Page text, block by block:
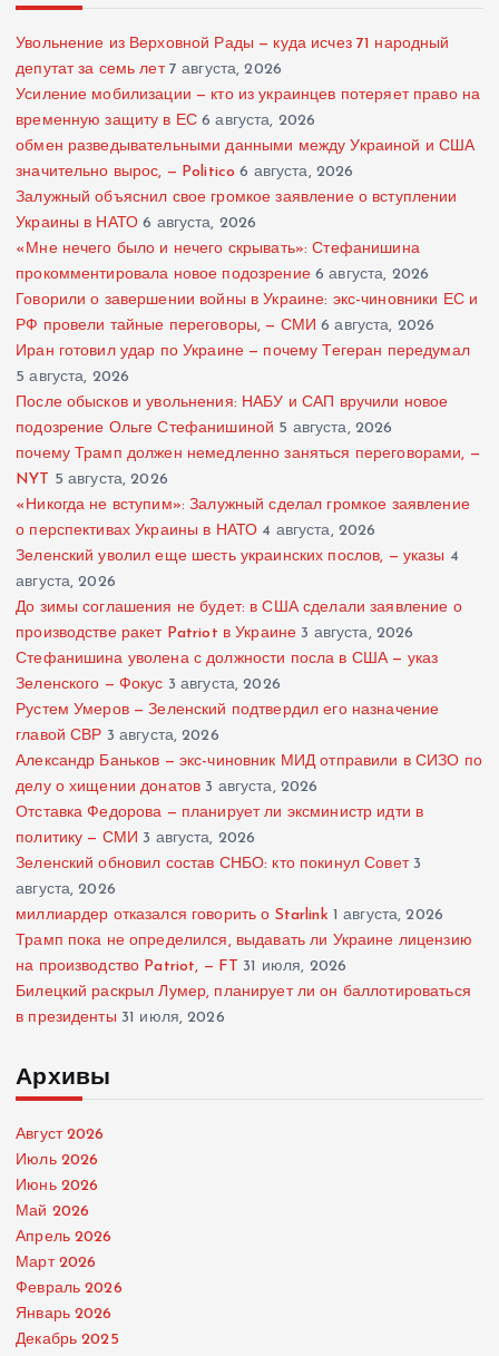
Увольнение из Верховной Рады — куда исчез 71 народный
депутат за семь лет 7 августа, 2026
Усиление мобилизации — кто из украинцев потеряет право на
временную защиту в ЕС 6 августа, 2026
обмен разведывательными данными между Украиной и США
значительно вырос, — Politico 6 августа, 2026
Залужный объяснил свое громкое заявление о вступлении
Украины в НАТО 6 августа, 2026
«Мне нечего было и нечего скрывать»: Стефанишина
прокомментировала новое подозрение 6 августа, 2026
Говорили о завершении войны в Украине: экс-чиновники ЕС и
РФ провели тайные переговоры, — СМИ 6 августа, 2026
Иран готовил удар по Украине — почему Тегеран передумал
5 августа, 2026
После обысков и увольнения: НАБУ и САП вручили новое
подозрение Ольге Стефанишиной 5 августа, 2026
почему Трамп должен немедленно заняться переговорами, —
NYT 5 августа, 2026
«Никогда не вступим»: Залужный сделал громкое заявление
о перспективах Украины в НАТО 4 августа, 2026
Зеленский уволил еще шесть украинских послов, — указы 4
августа, 2026
До зимы соглашения не будет: в США сделали заявление о
производстве ракет Patriot в Украине 3 августа, 2026
Стефанишина уволена с должности посла в США — указ
Зеленского — Фокус 3 августа, 2026
Рустем Умеров — Зеленский подтвердил его назначение
главой СВР 3 августа, 2026
Александр Баньков — экс-чиновник МИД отправили в СИЗО по
делу о хищении донатов 3 августа, 2026
Отставка Федорова — планирует ли эксминистр идти в
политику — СМИ 3 августа, 2026
Зеленский обновил состав СНБО: кто покинул Совет 3
августа, 2026
миллиардер отказался говорить о Starlink 1 августа, 2026
Трамп пока не определился, выдавать ли Украине лицензию
на производство Patriot, — FT 31 июля, 2026
Билецкий раскрыл Лумер, планирует ли он баллотироваться
в президенты 31 июля, 2026
Архивы
Август 2026
Июль 2026
Июнь 2026
Май 2026
Апрель 2026
Март 2026
Февраль 2026
Январь 2026
Декабрь 2025